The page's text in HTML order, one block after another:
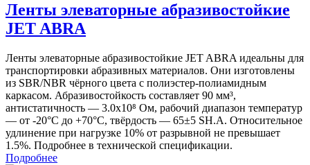
Ленты элеваторные абразивостойкие
JET ABRA
Ленты элеваторные абразивостойкие JET ABRA идеальны для
транспортировки абразивных материалов. Они изготовлены
из SBR/NBR чёрного цвета с полиэстер-полиамидным
каркасом. Абразивостойкость составляет 90 мм³,
антистатичность — 3.0х10⁸ Ом, рабочий диапазон температур
— от -20°С до +70°C, твёрдость — 65±5 SH.A. Относительное
удлинение при нагрузке 10% от разрывной не превышает
1.5%. Подробнее в технической спецификации.
Подробнее